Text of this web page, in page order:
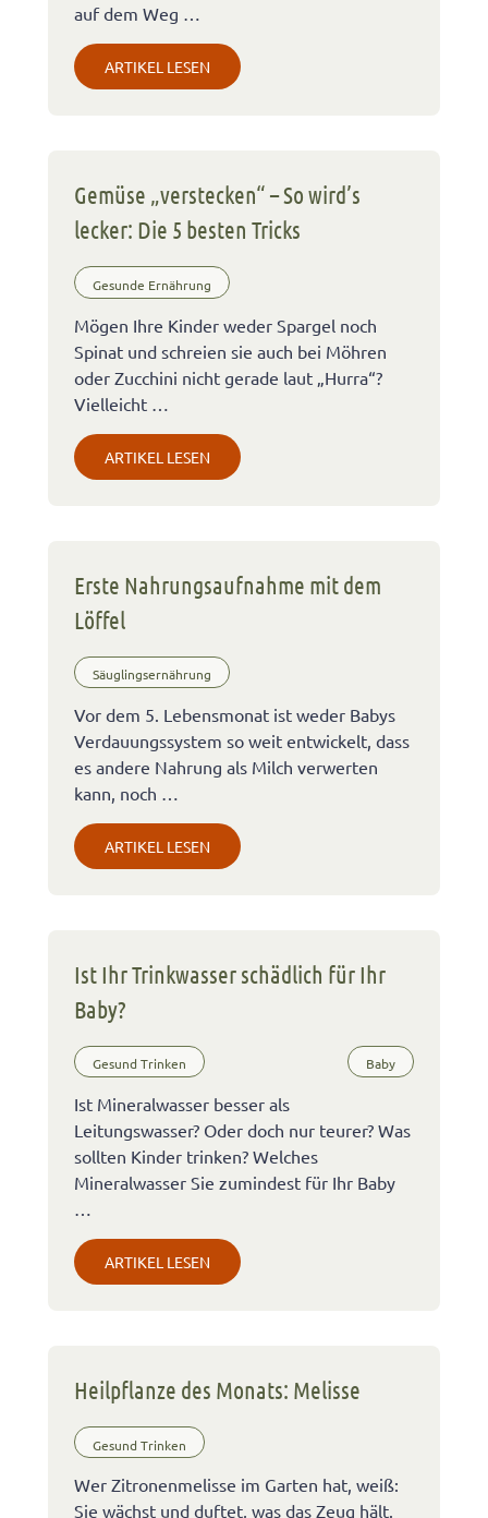
auf dem Weg …
ARTIKEL LESEN
Gemüse „verstecken“ – So wird’s
lecker: Die 5 besten Tricks
Gesunde Ernährung
Mögen Ihre Kinder weder Spargel noch
Spinat und schreien sie auch bei Möhren
oder Zucchini nicht gerade laut „Hurra“?
Vielleicht …
ARTIKEL LESEN
Erste Nahrungsaufnahme mit dem
Löffel
Säuglingsernährung
Vor dem 5. Lebensmonat ist weder Babys
Verdauungssystem so weit entwickelt, dass
es andere Nahrung als Milch verwerten
kann, noch …
ARTIKEL LESEN
Ist Ihr Trinkwasser schädlich für Ihr
Baby?
Gesund Trinken Baby
Ist Mineralwasser besser als
Leitungswasser? Oder doch nur teurer? Was
sollten Kinder trinken? Welches
Mineralwasser Sie zumindest für Ihr Baby
ARTIKEL LESEN
Heilpflanze des Monats: Melisse
Gesund Trinken
Wer Zitronenmelisse im Garten hat, weiß:
Sie wächst und duftet, was das Zeug hält.